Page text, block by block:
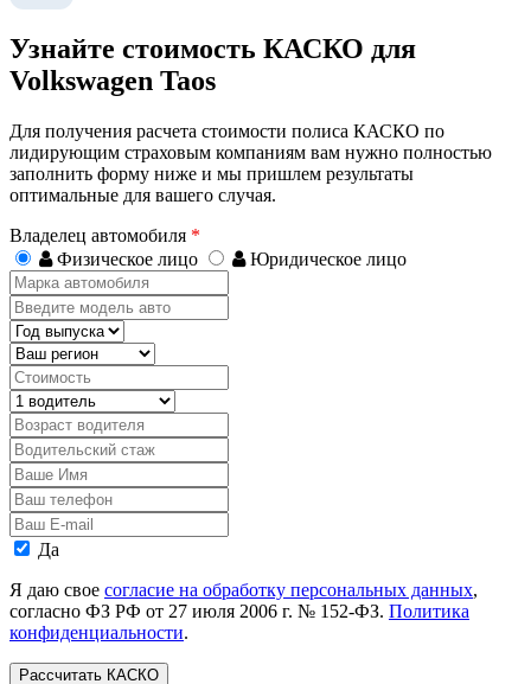
Узнайте стоимость КАСКО для
Volkswagen Taos
Для получения расчета стоимости полиса КАСКО по
лидирующим страховым компаниям вам нужно полностью
заполнить форму ниже и мы пришлем результаты
оптимальные для вашего случая.
Владелец автомобиля *
Физическое лицо
Юридическое лицо
Марка
автомобиля
Введите
модель
авто
Год
выпуска
Регион
Стоимость,
руб.
Водитель
Возраст
водителя
Водительский
стаж
Ваше
Имя
Ваш
телефон
Ваш
E-
mail
Персональные
Да
Я даю свое согласие на обработку персональных данных,
согласно ФЗ РФ от 27 июля 2006 г. № 152-ФЗ. Политика
конфиденциальности.